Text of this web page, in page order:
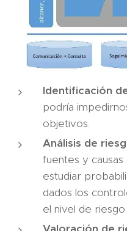
Identificación
podría
objetivos.
Análisis de
fuentes y
estudiar
dados los
el nivel de riesgo